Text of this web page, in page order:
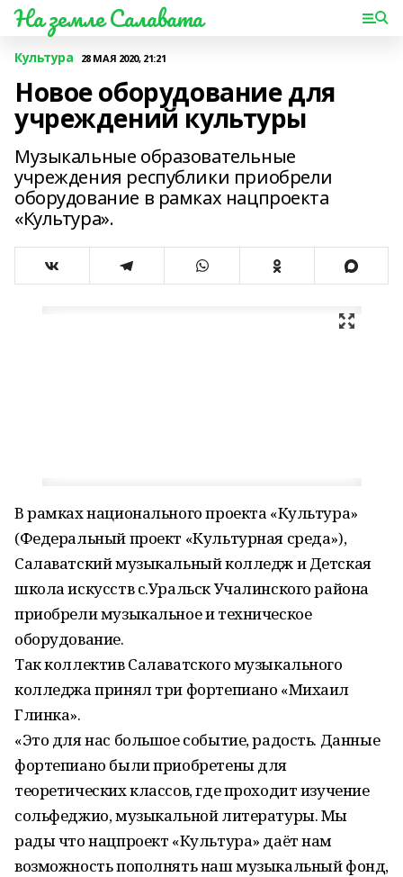
На земле Салавата
Культура 28 МАЯ 2020, 21:21
Новое оборудование для
учреждений культуры
Музыкальные образовательные
учреждения республики приобрели
оборудование в рамках нацпроекта
«Культура».
В рамках национального проекта «Культура»
(Федеральный проект «Культурная среда»),
Салаватский музыкальный колледж и Детская
школа искусств с.Уральск Учалинского района
приобрели музыкальное и техническое
оборудование.
Так коллектив Салаватского музыкального
колледжа принял три фортепиано «Михаил
Глинка».
«Это для нас большое событие, радость. Данные
фортепиано были приобретены для
теоретических классов, где проходит изучение
сольфеджио, музыкальной литературы. Мы
рады что нацпроект «Культура» даёт нам
возможность пополнять наш музыкальный фонд,